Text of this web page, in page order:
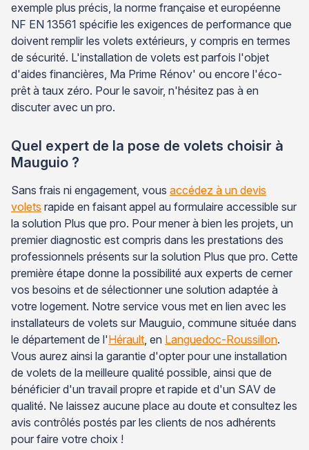
exemple plus précis, la norme française et européenne
NF EN 13561 spécifie les exigences de performance que
doivent remplir les volets extérieurs, y compris en termes
de sécurité. L'installation de volets est parfois l'objet
d'aides financières, Ma Prime Rénov' ou encore l'éco-
prêt à taux zéro. Pour le savoir, n'hésitez pas à en
discuter avec un pro.
Quel expert de la pose de volets choisir à
Mauguio ?
Sans frais ni engagement, vous accédez à un devis
volets rapide en faisant appel au formulaire accessible sur
la solution Plus que pro. Pour mener à bien les projets, un
premier diagnostic est compris dans les prestations des
professionnels présents sur la solution Plus que pro. Cette
première étape donne la possibilité aux experts de cerner
vos besoins et de sélectionner une solution adaptée à
votre logement. Notre service vous met en lien avec les
installateurs de volets sur Mauguio, commune située dans
le département de l'Hérault, en Languedoc-Roussillon.
Vous aurez ainsi la garantie d'opter pour une installation
de volets de la meilleure qualité possible, ainsi que de
bénéficier d'un travail propre et rapide et d'un SAV de
qualité. Ne laissez aucune place au doute et consultez les
avis contrôlés postés par les clients de nos adhérents
pour faire votre choix !